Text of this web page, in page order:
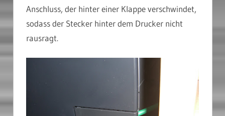
Anschluss, der hinter einer Klappe verschwindet,
sodass der Stecker hinter dem Drucker nicht
rausragt.